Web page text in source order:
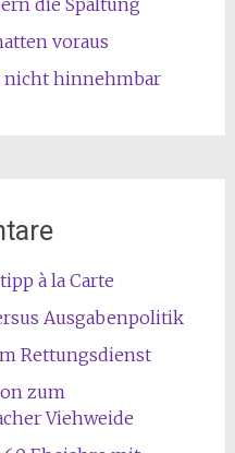
die Spaltung
voraus
nicht hinnehmbar
à la Carte
Ausgabenpolitik
Rettungsdienst
zum
Viehweide